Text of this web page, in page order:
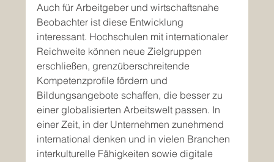
Auch für Arbeitgeber und wirtschaftsnahe
Beobachter ist diese Entwicklung
interessant. Hochschulen mit internationaler
Reichweite können neue Zielgruppen
erschließen, grenzüberschreitende
Kompetenzprofile fördern und
Bildungsangebote schaffen, die besser zu
einer globalisierten Arbeitswelt passen. In
einer Zeit, in der Unternehmen zunehmend
international denken und in vielen Branchen
interkulturelle Fähigkeiten sowie digitale